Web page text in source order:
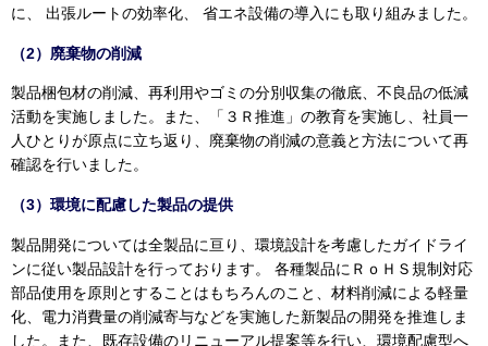
に、 出張ルートの効率化、 省エネ設備の導入にも取り組みました。
（2）廃棄物の削減
製品梱包材の削減、再利用やゴミの分別収集の徹底、不良品の低減
活動を実施しました。また、「３Ｒ推進」の教育を実施し、社員一
人ひとりが原点に立ち返り、廃棄物の削減の意義と方法について再
確認を行いました。
（3）環境に配慮した製品の提供
製品開発については全製品に亘り、環境設計を考慮したガイドライ
ンに従い製品設計を行っております。 各種製品にＲｏＨＳ規制対応
部品使用を原則とすることはもちろんのこと、材料削減による軽量
化、電力消費量の削減寄与などを実施した新製品の開発を推進しま
した。また、既存設備のリニューアル提案等を行い、環境配慮型へ